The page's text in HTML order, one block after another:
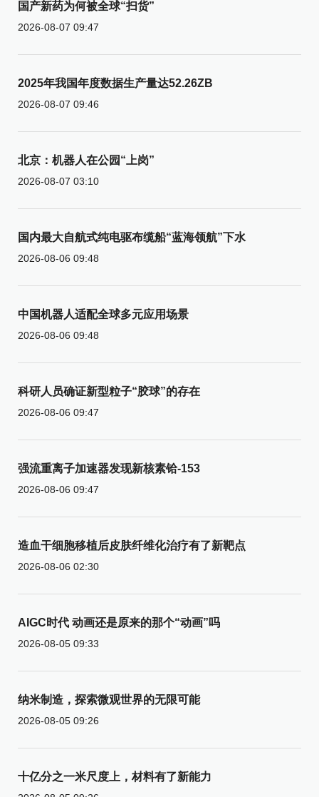
国产新药为何被全球“扫货”
2026-08-07 09:47
2025年我国年度数据生产量达52.26ZB
2026-08-07 09:46
北京：机器人在公园“上岗”
2026-08-07 03:10
国内最大自航式纯电驱布缆船“蓝海领航”下水
2026-08-06 09:48
中国机器人适配全球多元应用场景
2026-08-06 09:48
科研人员确证新型粒子“胶球”的存在
2026-08-06 09:47
强流重离子加速器发现新核素铪-153
2026-08-06 09:47
造血干细胞移植后皮肤纤维化治疗有了新靶点
2026-08-06 02:30
AIGC时代 动画还是原来的那个“动画”吗
2026-08-05 09:33
纳米制造，探索微观世界的无限可能
2026-08-05 09:26
十亿分之一米尺度上，材料有了新能力